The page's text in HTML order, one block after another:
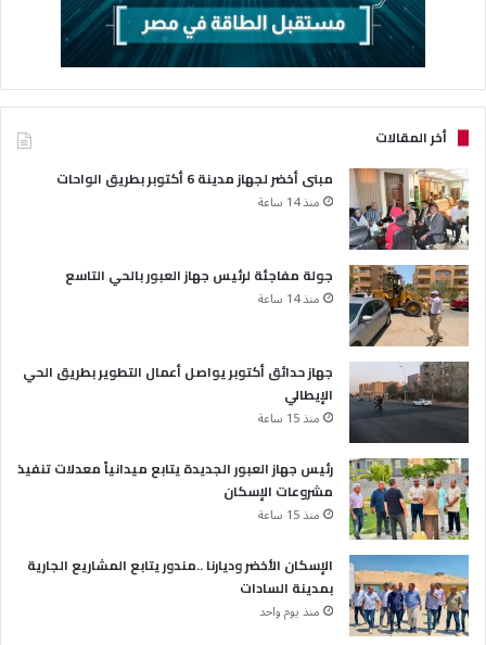
أخر المقالات
مبنى أخضر لجهاز مدينة 6 أكتوبر بطريق الواحات
منذ 14 ساعة
جولة مفاجئة لرئيس جهاز العبور بالحي التاسع
منذ 14 ساعة
جهاز حدائق أكتوبر يواصل أعمال التطوير بطريق الحي
الإيطالي
منذ 15 ساعة
رئيس جهاز العبور الجديدة يتابع ميدانياً معدلات تنفيذ
مشروعات الإسكان
منذ 15 ساعة
الإسكان الأخضر وديارنا ..مندور يتابع المشاريع الجارية
بمدينة السادات
منذ يوم واحد